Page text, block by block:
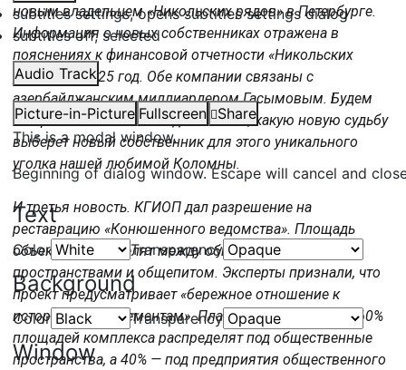
subtitles settings, opens subtitles settings dialog
subtitles off, selected
Audio Track
Picture-in-Picture Fullscreen
Share
This is a modal window.
Beginning of dialog window. Escape will cancel and
Text
Color Transparency
Background
Color Transparency
Window
новым владельцем «Никольских рядов» в Петербурге.
Информация о новых собственниках отражена в
пояснениях к финансовой отчетности «Никольских
рядов» за 2025 год. Обе компании связаны с
азербайджанским миллиардером Гасымовым. Будем
теперь внимательно следить за тем, какую новую судьбу
выберет новый собственник для этого уникального
уголка нашей любимой Коломны.
И третья новость. КГИОП дал разрешение на
реставрацию «Конюшенного ведомства». Площадь
объекта распределят между общественными
пространствами и общепитом. Эксперты признали, что
проект предусматривает «бережное отношение к
историческим элементам». Планируется, что около 60%
площадей комплекса распределят под общественные
пространства, а 40% — под предприятия общественного